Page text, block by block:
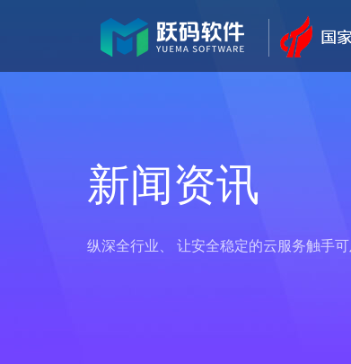
新闻资讯
纵深全行业、 让安全稳定的云服务触手